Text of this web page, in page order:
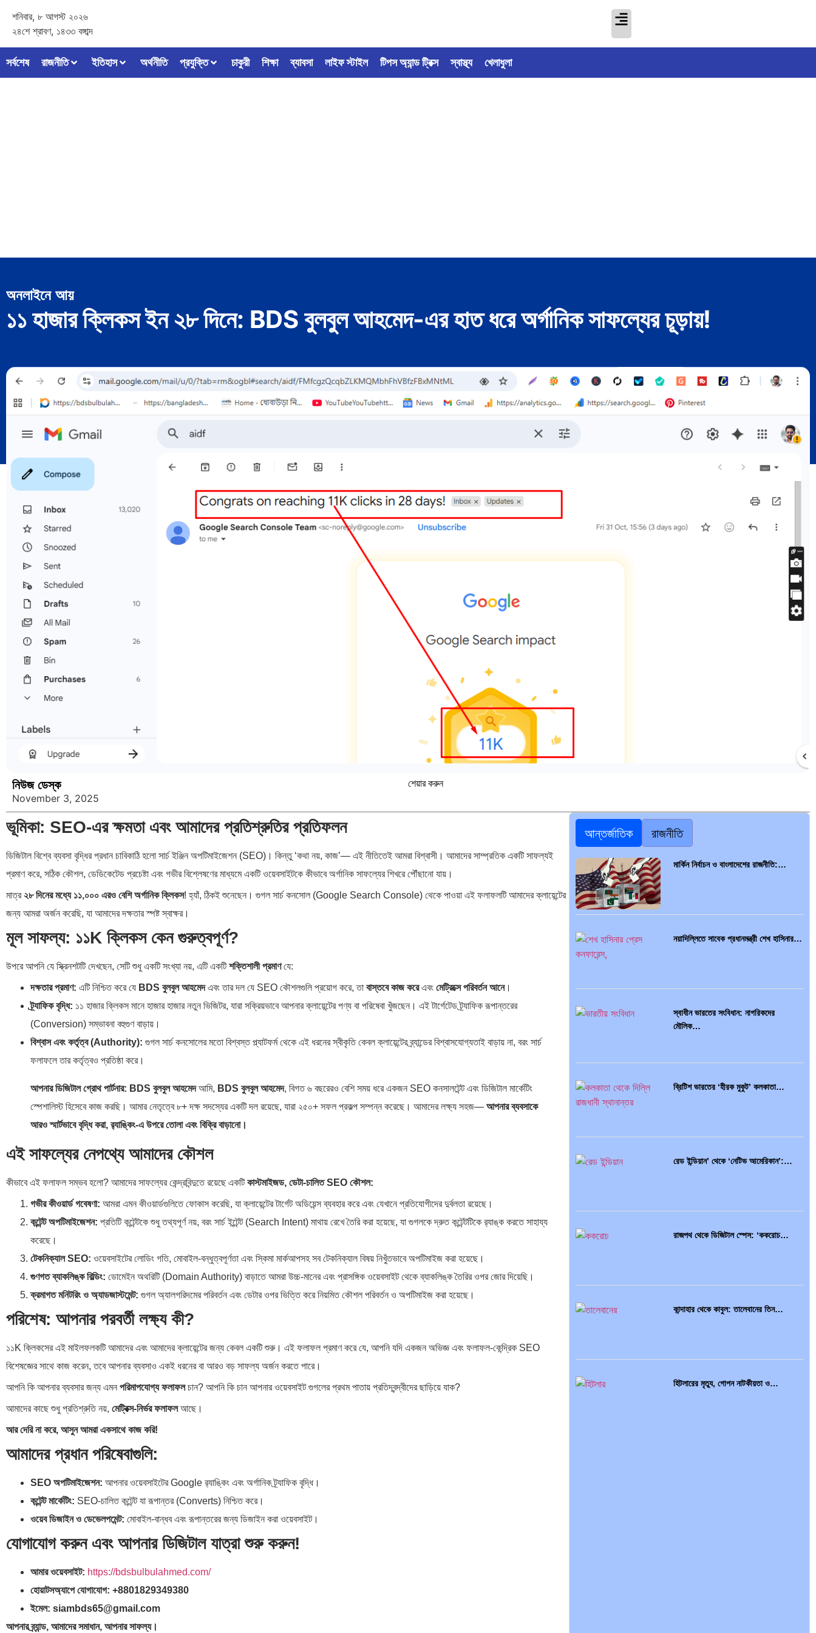
শনিবার, ৮ আগস্ট ২০২৬
২৪শে শ্রাবণ, ১৪৩৩ বঙ্গাব্দ
সর্বশেষ রাজনীতি ইতিহাস অর্থনীতি প্রযুক্তি চাকুরী শিক্ষা ব্যাবসা লাইফ স্টাইল টিপস অ্যান্ড ট্রিক্স স্বাস্থ্য খেলাধুলা
অনলাইনে আয়
১১ হাজার ক্লিকস ইন ২৮ দিনে: BDS বুলবুল আহমেদ-এর হাত ধরে অর্গানিক সাফল্যের চূড়ায়!
নিউজ ডেস্ক
November 3, 2025
শেয়ার করুন
ভূমিকা: SEO-এর ক্ষমতা এবং আমাদের প্রতিশ্রুতির প্রতিফলন
ডিজিটাল বিশ্বে ব্যবসা বৃদ্ধির প্রধান চাবিকাঠি হলো সার্চ ইঞ্জিন অপটিমাইজেশন (SEO)। কিন্তু ‘কথা নয়, কাজ’— এই নীতিতেই আমরা বিশ্বাসী। আমাদের সাম্প্রতিক একটি সাফল্যই
প্রমাণ করে, সঠিক কৌশল, ডেডিকেটেড প্রচেষ্টা এবং গভীর বিশ্লেষণের মাধ্যমে একটি ওয়েবসাইটকে কীভাবে অর্গানিক সাফল্যের শিখরে পৌঁছানো যায়।
মাত্র২৮ দিনের মধ্যে ১১,০০০ এরও বেশি অর্গানিক ক্লিকস! হ্যাঁ, ঠিকই শুনেছেন। গুগল সার্চ কনসোল (Google Search Console) থেকে পাওয়া এই ফলাফলটি আমাদের ক্লায়েন্টের
জন্য আমরা অর্জন করেছি, যা আমাদের দক্ষতার স্পষ্ট স্বাক্ষর।
মূল সাফল্য: ১১K ক্লিকস কেন গুরুত্বপূর্ণ?
উপরে আপনি যে স্ক্রিনশটটি দেখছেন, সেটি শুধু একটি সংখ্যা নয়, এটি একটিশক্তিশালী প্রমাণযে:
দক্ষতার প্রমাণ: এটি নিশ্চিত করে যে BDS বুলবুল আহমেদএবং তার দল যে SEO কৌশলগুলি প্রয়োগ করে, তা বাস্তবে কাজ করেএবং মেট্রিক্সে পরিবর্তন আনে।
ট্র্যাফিক বৃদ্ধি: ১১ হাজার ক্লিকস মানে হাজার হাজার নতুন ভিজিটর, যারা সক্রিয়ভাবে আপনার ক্লায়েন্টের পণ্য বা পরিষেবা খুঁজছেন। এই টার্গেটেড ট্র্যাফিক রূপান্তরের
(Conversion) সম্ভাবনা বহুগুণ বাড়ায়।
বিশ্বাস এবং কর্তৃত্ব (Authority): গুগল সার্চ কনসোলের মতো বিশ্বস্ত প্ল্যাটফর্ম থেকে এই ধরনের স্বীকৃতি কেবল ক্লায়েন্টের ব্র্যান্ডের বিশ্বাসযোগ্যতাই বাড়ায় না, বরং সার্চ
ফলাফলে তার কর্তৃত্বও প্রতিষ্ঠা করে।
আপনার ডিজিটাল গ্রোথ পার্টনার: BDS বুলবুল আহমেদআমি, BDS বুলবুল আহমেদ, বিগত ৬ বছরেরও বেশি সময় ধরে একজন SEO কনসালটেন্ট এবং ডিজিটাল মার্কেটিং
স্পেশালিস্ট হিসেবে কাজ করছি। আমার নেতৃত্বে ৮+ দক্ষ সদস্যের একটি দল রয়েছে, যারা ২৫০+ সফল প্রকল্প সম্পন্ন করেছে। আমাদের লক্ষ্য সহজ— আপনার ব্যবসাকে
আরও স্মার্টভাবে বৃদ্ধি করা, র‍্যাঙ্কিং-এ উপরে তোলা এবং বিক্রি বাড়ানো।
এই সাফল্যের নেপথ্যে আমাদের কৌশল
কীভাবে এই ফলাফল সম্ভব হলো? আমাদের সাফল্যের কেন্দ্রবিন্দুতে রয়েছে একটিকাস্টমাইজড, ডেটা-চালিত SEO কৌশল:
গভীর কীওয়ার্ড গবেষণা: আমরা এমন কীওয়ার্ডগুলিতে ফোকাস করেছি, যা ক্লায়েন্টের টার্গেট অডিয়েন্স ব্যবহার করে এবং যেখানে প্রতিযোগীদের দুর্বলতা রয়েছে।
কন্টেন্ট অপটিমাইজেশন: প্রতিটি কন্টেন্টকে শুধু তথ্যপূর্ণ নয়, বরং সার্চ ইন্টেন্ট (Search Intent) মাথায় রেখে তৈরি করা হয়েছে, যা গুগলকে দ্রুত কন্টেন্টটিকে র‍্যাঙ্ক করতে সাহায্য
করেছে।
টেকনিক্যাল SEO: ওয়েবসাইটের লোডিং গতি, মোবাইল-বন্ধুত্বপূর্ণতা এবং স্কিমা মার্কআপসহ সব টেকনিক্যাল বিষয় নিখুঁতভাবে অপটিমাইজ করা হয়েছে।
গুণগত ব্যাকলিঙ্ক বিল্ডিং: ডোমেইন অথরিটি (Domain Authority) বাড়াতে আমরা উচ্চ-মানের এবং প্রাসঙ্গিক ওয়েবসাইট থেকে ব্যাকলিঙ্ক তৈরির ওপর জোর দিয়েছি।
ক্রমাগত মনিটরিং ও অ্যাডজাস্টমেন্ট: গুগল অ্যালগরিদমের পরিবর্তন এবং ডেটার ওপর ভিত্তি করে নিয়মিত কৌশল পরিবর্তন ও অপটিমাইজ করা হয়েছে।
পরিশেষ: আপনার পরবর্তী লক্ষ্য কী?
১১K ক্লিকসের এই মাইলফলকটি আমাদের এবং আমাদের ক্লায়েন্টের জন্য কেবল একটি শুরু। এই ফলাফল প্রমাণ করে যে, আপনি যদি একজন অভিজ্ঞ এবং ফলাফল-কেন্দ্রিক SEO
বিশেষজ্ঞের সাথে কাজ করেন, তবে আপনার ব্যবসাও একই ধরনের বা আরও বড় সাফল্য অর্জন করতে পারে।
আপনি কি আপনার ব্যবসার জন্য এমন পরিমাপযোগ্য ফলাফলচান? আপনি কি চান আপনার ওয়েবসাইট গুগলের প্রথম পাতায় প্রতিদ্বন্দ্বীদের ছাড়িয়ে যাক?
আমাদের কাছে শুধু প্রতিশ্রুতি নয়, মেট্রিক্স-নির্ভর ফলাফলআছে।
আর দেরি না করে, আসুন আমরা একসাথে কাজ করি!
আমাদের প্রধান পরিষেবাগুলি:
SEO অপটিমাইজেশন: আপনার ওয়েবসাইটের Google র‍্যাঙ্কিং এবং অর্গানিক ট্র্যাফিক বৃদ্ধি।
কন্টেন্ট মার্কেটিং: SEO-চালিত কন্টেন্ট যা রূপান্তর (Converts) নিশ্চিত করে।
ওয়েব ডিজাইন ও ডেভেলপমেন্ট: মোবাইল-বান্ধব এবং রূপান্তরের জন্য ডিজাইন করা ওয়েবসাইট।
যোগাযোগ করুন এবং আপনার ডিজিটাল যাত্রা শুরু করুন!
আমার ওয়েবসাইট: https://bdsbulbulahmed.com/
হোয়াটসঅ্যাপে যোগাযোগ: +8801829349380
ইমেল: siambds65@gmail.com
আপনার ব্র্যান্ড, আমাদের সমাধান, আপনার সাফল্য।
আন্তর্জাতিক রাজনীতি
মার্কিন নির্বাচন ও বাংলাদেশের রাজনীতি:…
নয়াদিল্লিতে সাবেক প্রধানমন্ত্রী শেখ হাসিনার…
স্বাধীন ভারতের সংবিধান: নাগরিকদের
মৌলিক…
ব্রিটিশ ভারতের ‘হীরক মুকুট’ কলকাতা…
রেড ইন্ডিয়ান’ থেকে ‘নেটিভ আমেরিকান’:…
রাজপথ থেকে ডিজিটাল স্পেস: ‘ককরোচ…
কান্দাহার থেকে কাবুল: তালেবানের তিন…
হিটলারের মৃত্যু, গোপন নাটকীয়তা ও…